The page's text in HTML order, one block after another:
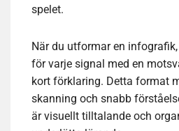
spelet.
När du utformar en
för varje signal med en
kort förklaring. Detta format
skanning och snabb
är visuellt tilltalande och